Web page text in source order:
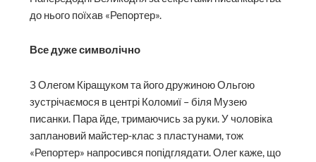
до нього поїхав «Репортер».
Все дуже символічно
З Олегом Кіращуком та його дружиною Ольгою
зустрічаємося в центрі Коломиї – біля Музею
писанки. Пара йде, тримаючись за руки. У чоловіка
заплановий майстер-клас з пластунами, тож
«Репортер» напросився попідглядати. Олег каже, що